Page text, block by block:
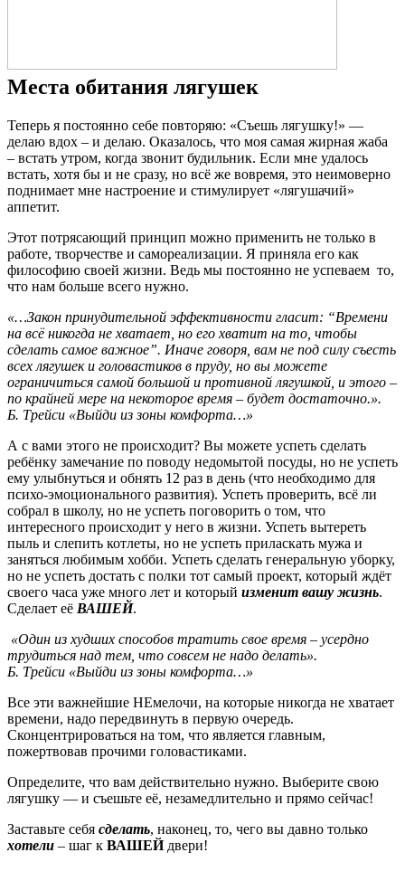
Места обитания лягушек
Теперь я постоянно себе повторяю: «Съешь лягушку!» —
делаю вдох – и делаю. Оказалось, что моя самая жирная жаба
– встать утром, когда звонит будильник. Если мне удалось
встать, хотя бы и не сразу, но всё же вовремя, это неимоверно
поднимает мне настроение и стимулирует «лягушачий»
аппетит.
Этот потрясающий принцип можно применить не только в
работе, творчестве и самореализации. Я приняла его как
философию своей жизни. Ведь мы постоянно не успеваем то,
что нам больше всего нужно.
«…Закон принудительной эффективности гласит: “Времени
на всё никогда не хватает, но его хватит на то, чтобы
сделать самое важное”. Иначе говоря, вам не под силу съесть
всех лягушек и головастиков в пруду, но вы можете
ограничиться самой большой и противной лягушкой, и этого –
по крайней мере на некоторое время – будет достаточно.».
Б. Трейси «Выйди из зоны комфорта…»
А с вами этого не происходит? Вы можете успеть сделать
ребёнку замечание по поводу недомытой посуды, но не успеть
ему улыбнуться и обнять 12 раз в день (что необходимо для
психо-эмоционального развития). Успеть проверить, всё ли
собрал в школу, но не успеть поговорить о том, что
интересного происходит у него в жизни. Успеть вытереть
пыль и слепить котлеты, но не успеть приласкать мужа и
заняться любимым хобби. Успеть сделать генеральную уборку,
но не успеть достать с полки тот самый проект, который ждёт
своего часа уже много лет и который изменит вашу жизнь.
Сделает её ВАШЕЙ.
«Один из худших способов тратить свое время – усердно
трудиться над тем, что совсем не надо делать».
Б. Трейси «Выйди из зоны комфорта…»
Все эти важнейшие НЕмелочи, на которые никогда не хватает
времени, надо передвинуть в первую очередь.
Сконцентрироваться на том, что является главным,
пожертвовав прочими головастиками.
Определите, что вам действительно нужно. Выберите свою
лягушку — и съешьте её, незамедлительно и прямо сейчас!
Заставьте себя сделать, наконец, то, чего вы давно только
хотели – шаг к ВАШЕЙдвери!